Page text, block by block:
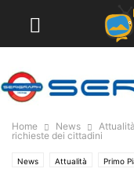
Home News Attualità
richieste dei cittadini
News Attualità Primo